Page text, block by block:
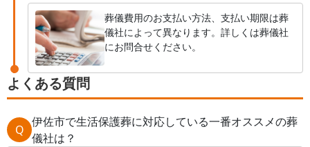
葬儀費用のお支払い方法、支払い期限は葬
儀社によって異なります。詳しくは葬儀社
にお問合せください。
よくある質問
Q
伊佐市で生活保護葬に対応している一番オススメの葬
儀社は？